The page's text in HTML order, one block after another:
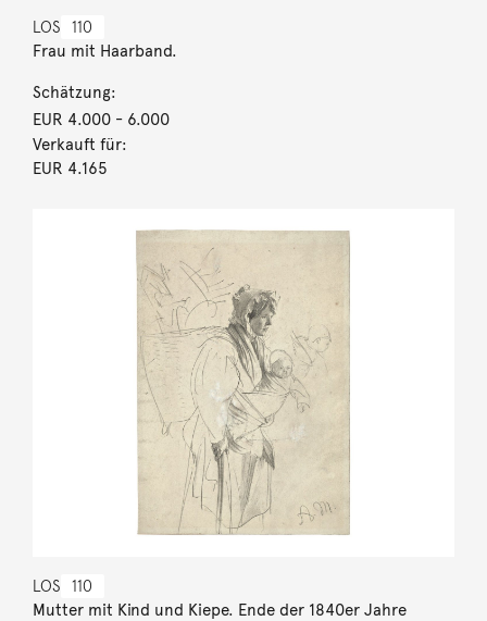
LOS 110
Frau mit Haarband.
Schätzung:
EUR 4.000- 6.000
Verkauft für:
EUR 4.165
LOS 110
Mutter mit Kind und Kiepe. Ende der 1840er Jahre